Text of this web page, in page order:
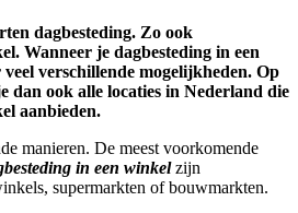
dagbesteding. Zo ook
Wanneer je dagbesteding in een
verschillende mogelijkheden. Op
dan ook alle locaties in Nederland die
aanbieden.
manieren. De meest voorkomende
in een winkelzijn
supermarkten of bouwmarkten.